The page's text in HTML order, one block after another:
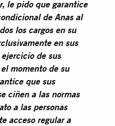
le pido que garantice
de Anas al
los cargos en su
en sus
de sus
momento de su
que sus
ciñen a las normas
a las personas
acceso regular a